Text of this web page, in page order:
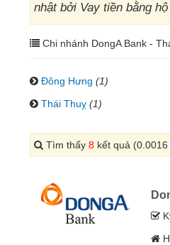
nhật bởi Vay tiền bằng
Chi nhánh DongA Bank -
Đông Hưng (1)
Thái Thuỵ (1)
Tìm thấy 8 kết quả (0.0016